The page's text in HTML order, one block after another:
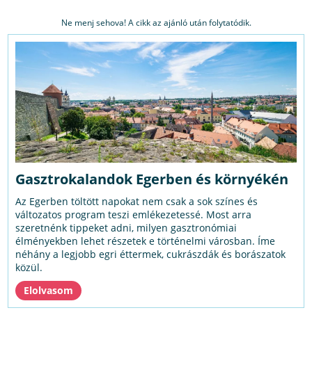
Ne menj sehova! A cikk az ajánló után folytatódik.
Gasztrokalandok Egerben és környékén
Az Egerben töltött napokat nem csak a sok színes és
változatos program teszi emlékezetessé. Most arra
szeretnénk tippeket adni, milyen gasztronómiai
élményekben lehet részetek e történelmi városban. Íme
néhány a legjobb egri éttermek, cukrászdák és borászatok
közül.